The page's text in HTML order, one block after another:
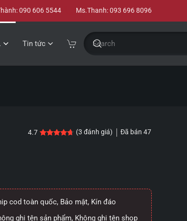
090 606 5544 Ms.Thanh: 093 696 8096
Tin tức
4.7 4.7 trên 5 dựa trên
3 đánh giá
(3 đánh giá) Đã bán47
cod toàn quốc, Bảo mật, Kín đáo
ghi tên sản phẩm, Không ghi tên shop